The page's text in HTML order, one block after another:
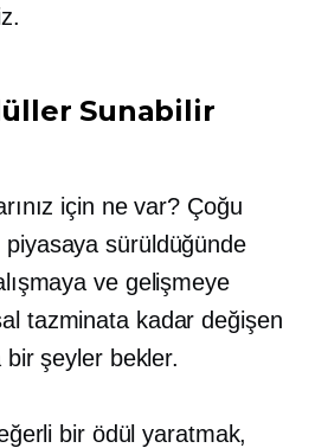
Sunabilir
için ne var? Çoğu
sürüldüğünde
ve gelişmeye
tazminata kadar değişen
bir şeyler bekler.
bir ödül yaratmak,